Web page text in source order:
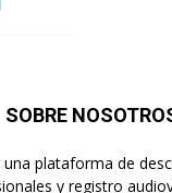
SOBRE
plataforma de
y registro